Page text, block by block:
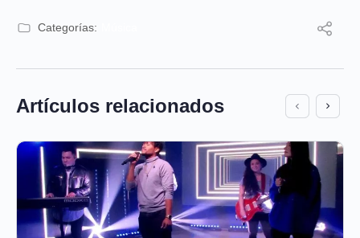
Categorías:
Artículos relacionados